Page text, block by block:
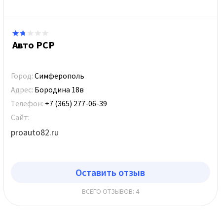
Авто РСР
Город: Симферополь
Адрес: Бородина 18в
Телефон: ‪+7 (365) 277-06-39
Сайт:
proauto82.ru
Оставить отзыв
ВСЕГО ОТЗЫВОВ: 4